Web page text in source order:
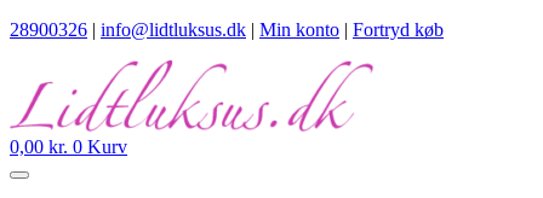
28900326 | info@lidtluksus.dk | Min konto | Fortryd køb
0,00 kr. 0 Kurv